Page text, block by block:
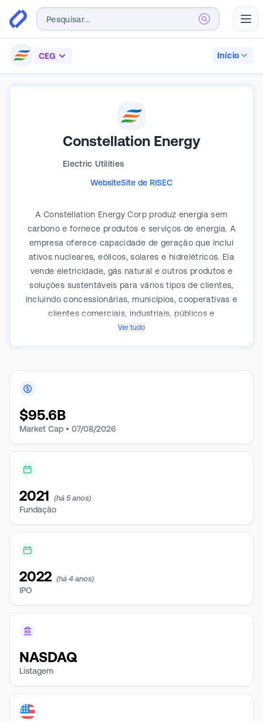
CEG Início
Constellation Energy
Electric Utilities
WebsiteSite de RISEC
A Constellation Energy Corp produz energia sem
carbono e fornece produtos e serviços de energia. A
empresa oferece capacidade de geração que inclui
ativos nucleares, eólicos, solares e hidrelétricos. Ela
vende eletricidade, gás natural e outros produtos e
soluções sustentáveis para vários tipos de clientes,
incluindo concessionárias, municípios, cooperativas e
clientes comerciais, industriais, públicos e
residenciais em mercados de várias regiões
ERCOT e Other Power Regions.
Ver tudo
$95.6B
Market Cap • 07/08/2026
2021 (há 5 anos)
Fundação
2022 (há 4 anos)
IPO
NASDAQ
Listagem